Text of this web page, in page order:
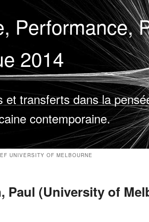
Performance,
2014
et transferts dans la
contemporaine.
UNIVERSITY OF MELBOURNE
Paul (University of